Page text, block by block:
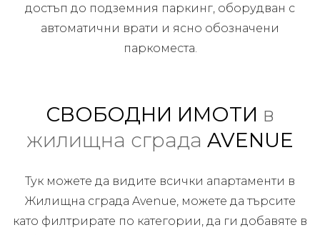
достъп до подземния паркинг, оборудван с
автоматични врати и ясно обозначени
паркоместа.
СВОБОДНИ ИМОТИ в
жилищна сграда AVENUE
Тук можете да видите всички апартаменти в
Жилищна сграда Avenue, можете да търсите
като филтрирате по категории, да ги добавяте в